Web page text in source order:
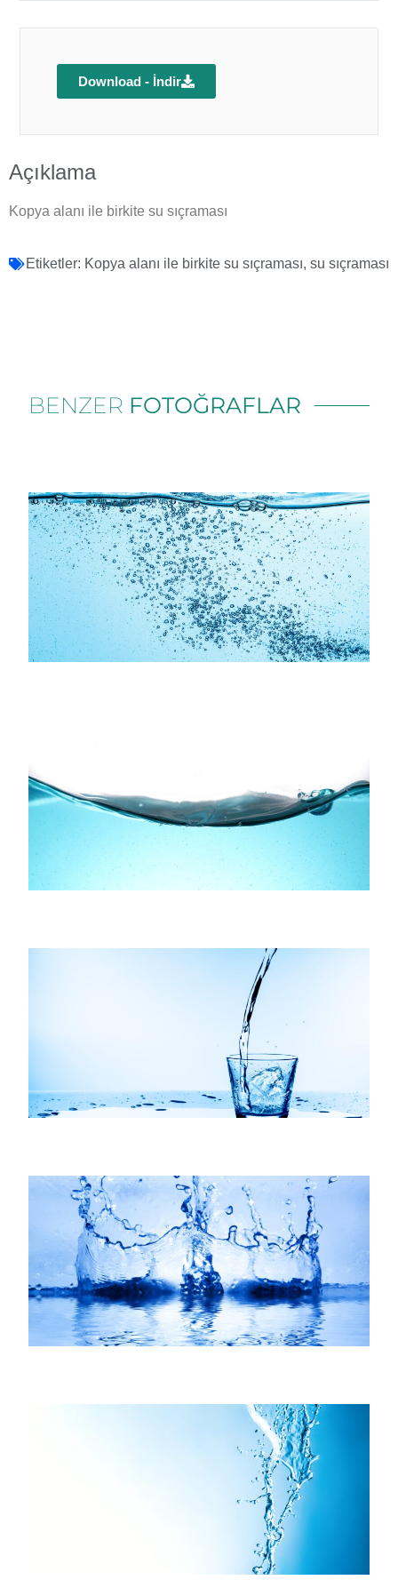
Download - İndir
Açıklama
Kopya alanı ile birkite su sıçraması
Etiketler: Kopya alanı ile birkite su sıçraması, su sıçraması
BENZER FOTOĞRAFLAR